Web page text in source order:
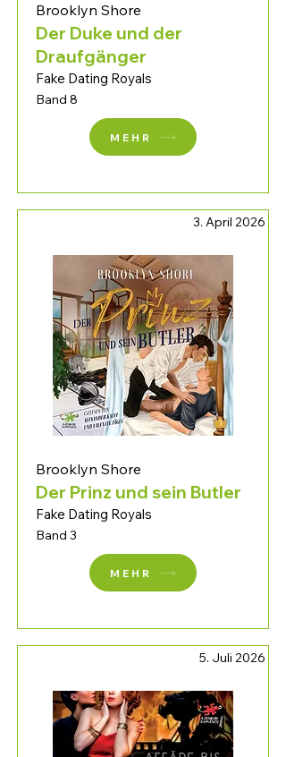
Brooklyn Shore
Der Duke und der
Draufgänger
Fake Dating Royals
Band 8
MEHR
3. April 2026
Brooklyn Shore
Der Prinz und sein Butler
Fake Dating Royals
Band 3
MEHR
5. Juli 2026